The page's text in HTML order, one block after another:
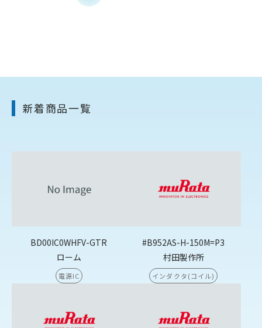
新着商品一覧
BD00IC0WHFV-GTR
ローム
電源IC
#B952AS-H-150M=P3
村田製作所
インダクタ(コイル)